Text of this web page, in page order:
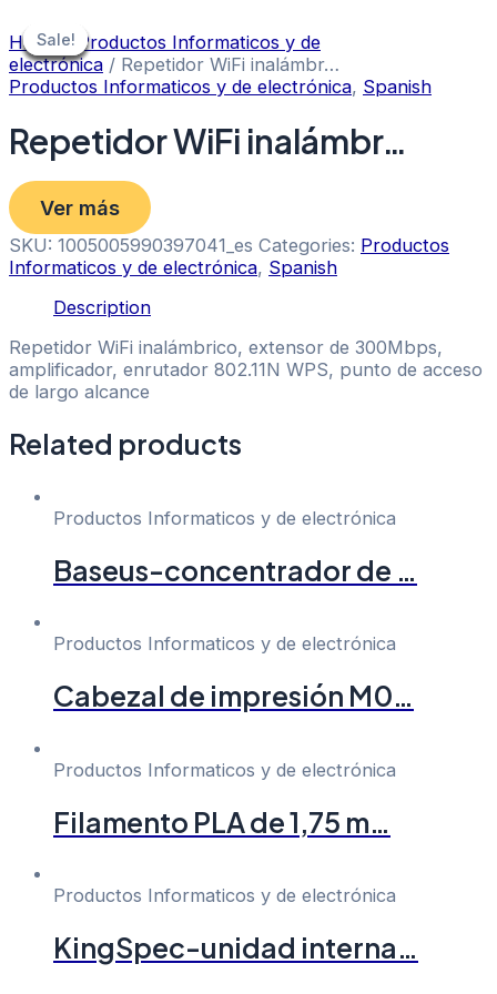
to
content
Sale!
Home/ Productos Informaticos y de
electrónica / Repetidor WiFi inalámbr…
Productos Informaticos y de electrónica, Spanish
Repetidor WiFi inalámbr…
Ver más
SKU: 1005005990397041_es Categories: Productos
Informaticos y de electrónica, Spanish
Description
Repetidor WiFi inalámbrico, extensor de 300Mbps,
amplificador, enrutador 802.11N WPS, punto de acceso
de largo alcance
Related products
Sale!
Sale!
Productos Informaticos y de electrónica
Baseus-concentrador de …
Productos Informaticos y de electrónica
Cabezal de impresión M0…
Sale!
Sale!
Productos Informaticos y de electrónica
Filamento PLA de 1,75 m…
Sale!
Sale!
Productos Informaticos y de electrónica
KingSpec-unidad interna…